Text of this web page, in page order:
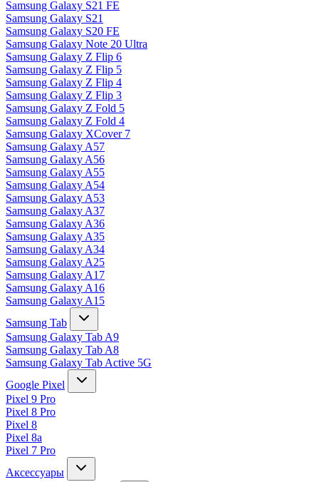
Samsung Galaxy S21 FE
Samsung Galaxy S21
Samsung Galaxy S20 FE
Samsung Galaxy Note 20 Ultra
Samsung Galaxy Z Flip 6
Samsung Galaxy Z Flip 5
Samsung Galaxy Z Flip 4
Samsung Galaxy Z Flip 3
Samsung Galaxy Z Fold 5
Samsung Galaxy Z Fold 4
Samsung Galaxy XCover 7
Samsung Galaxy A57
Samsung Galaxy A56
Samsung Galaxy A55
Samsung Galaxy A54
Samsung Galaxy A53
Samsung Galaxy A37
Samsung Galaxy A36
Samsung Galaxy A35
Samsung Galaxy A34
Samsung Galaxy A25
Samsung Galaxy A17
Samsung Galaxy A16
Samsung Galaxy A15
Samsung Tab
Samsung Galaxy Tab A9
Samsung Galaxy Tab A8
Samsung Galaxy Tab Active 5G
Google Pixel
Pixel 9 Pro
Pixel 8 Pro
Pixel 8
Pixel 8a
Pixel 7 Pro
Аксессуары